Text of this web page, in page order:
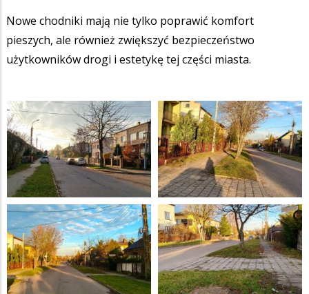
Nowe chodniki mają nie tylko poprawić komfort
pieszych, ale również zwiększyć bezpieczeństwo
użytkowników drogi i estetykę tej części miasta.